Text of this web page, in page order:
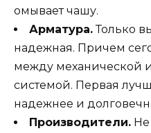
омывает чашу.
Арматура.Только
надежная. Причем
между механической
системой. Первая
надежнее и
Производители.